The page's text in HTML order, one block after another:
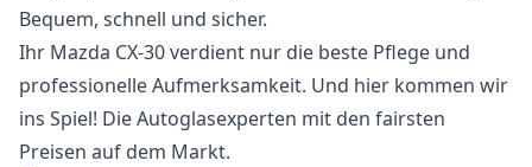
Bequem, schnell und sicher.
Ihr Mazda CX-30 verdient nur die beste Pflege und
professionelle Aufmerksamkeit. Und hier kommen wir
ins Spiel! Die Autoglasexperten mit den fairsten
Preisen auf dem Markt.